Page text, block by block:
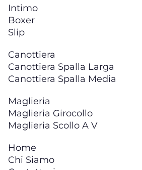
Intimo
Boxer
Slip
Canottiera
Canottiera Spalla Larga
Canottiera Spalla Media
Maglieria
Maglieria Girocollo
Maglieria Scollo A V
Home
Chi Siamo